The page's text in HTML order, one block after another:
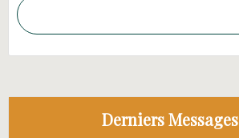
Derniers Messages